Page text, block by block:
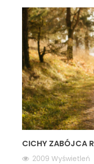
CICHY ZABÓJCA
2009 Wyświetleń